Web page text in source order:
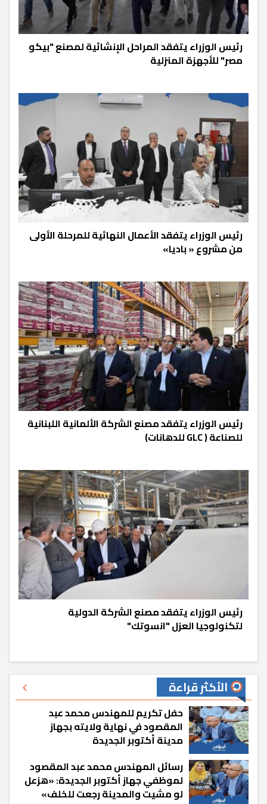
رئيس الوزراء يتفقد المراحل الإنشائية لمصنع "بيكو
مصر" للأجهزة المنزلية
رئيس الوزراء يتفقد الأعمال النهائية للمرحلة الأولى
من مشروع « باديا»
رئيس الوزراء يتفقد مصنع الشركة الألمانية اللبنانية
للصناعة ( GLC للدهانات)
رئيس الوزراء يتفقد مصنع الشركة الدولية
لتكنولوجيا العزل "انسوتك"
الأكثر قراءة
حفل تكريم للمهندس محمد عبد
المقصود في نهاية ولايته بجهاز
مدينة أكتوبر الجديدة
رسائل المهندس محمد عبد المقصود
لموظفي جهاز أكتوبر الجديدة: «هزعل
لو مشيت والمدينة رجعت للخلف»